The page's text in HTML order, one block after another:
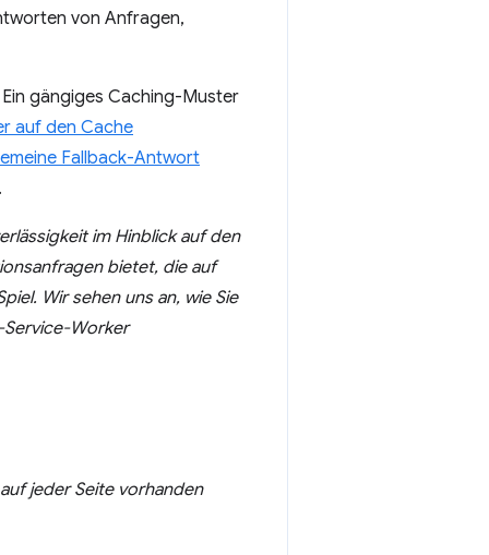
von Anfragen,
gängiges Caching-Muster
auf den Cache
Fallback-Antwort
im Hinblick auf den
bietet, die auf
Wir sehen uns an, wie Sie
Worker
jeder Seite vorhanden